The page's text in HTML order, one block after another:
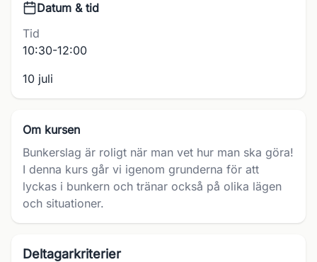
Datum & tid
Tid
10:30-12:00
10 juli
Om kursen
Bunkerslag är roligt när man vet hur man ska göra!
I denna kurs går vi igenom grunderna för att
lyckas i bunkern och tränar också på olika lägen
och situationer.
Deltagarkriterier